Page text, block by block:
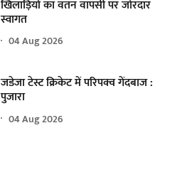
खिलाड़ियों का वतन वापसी पर जोरदार
स्वागत
04 Aug 2026
जडेजा टेस्ट क्रिकेट में परिपक्व गेंदबाज :
पुजारा
04 Aug 2026